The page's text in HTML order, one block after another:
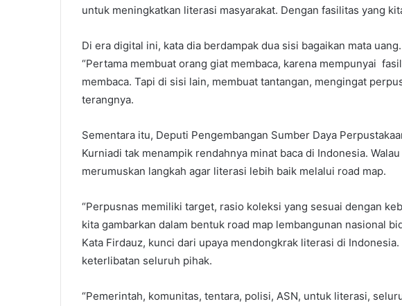
untuk meningkatkan literasi masyarakat. Dengan fasilitas yang
Di era digital ini, kata dia berdampak dua sisi bagaikan mata
“Pertama membuat orang giat membaca, karena mempunyai
membaca. Tapi di sisi lain, membuat tantangan, mengingat
terangnya.
Sementara itu, Deputi Pengembangan Sumber Daya
Kurniadi tak menampik rendahnya minat baca di Indonesia.
merumuskan langkah agar literasi lebih baik melalui road map.
“Perpusnas memiliki target, rasio koleksi yang sesuai dengan
kita gambarkan dalam bentuk road map lembangunan nasional
Kata Firdauz, kunci dari upaya mendongkrak literasi di
keterlibatan seluruh pihak.
“Pemerintah, komunitas, tentara, polisi, ASN, untuk literasi,